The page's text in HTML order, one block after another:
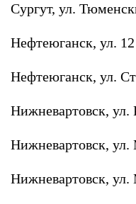
Сургут, ул.
Нефтеюганск, ул.
Нефтеюганск, ул.
Нижневартовск, ул.
Нижневартовск,
Нижневартовск,